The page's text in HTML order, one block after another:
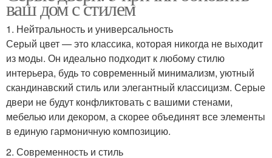
ваш дом с стилем
1. Нейтральность и универсальность
Серый цвет — это классика, которая никогда не выходит
из моды. Он идеально подходит к любому стилю
интерьера, будь то современный минимализм, уютный
скандинавский стиль или элегантный классицизм. Серые
двери не будут конфликтовать с вашими стенами,
мебелью или декором, а скорее объединят все элементы
в единую гармоничную композицию.
2. Современность и стиль